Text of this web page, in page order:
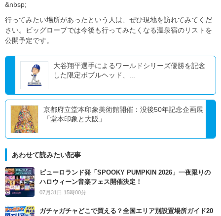
&nbsp;
行ってみたい場所があったという人は、ぜひ現地を訪れてみてくだ
さい。ビッグローブでは今後も行ってみたくなる温泉宿のリストを
公開予定です。
大谷翔平選手によるワールドシリーズ優勝を記念
した限定ボブルヘッド、...
京都府立堂本印象美術館開催：没後50年記念企画展
「堂本印象と大阪」
あわせて読みたい記事
ピューロランド発「SPOOKY PUMPKIN 2026」一夜限りの
ハロウィーン音楽フェス開催決定！
07月31日 15時00分
ガチャガチャどこで買える？全国エリア別設置場所ガイド20